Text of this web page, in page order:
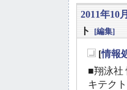
2011年10
ト
[編集]
[情報
■翔泳社
キテク